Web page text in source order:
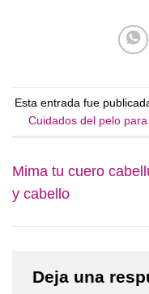
Esta entrada fue
Cuidados del pelo
Mima tu cuero
y cabello
Deja una